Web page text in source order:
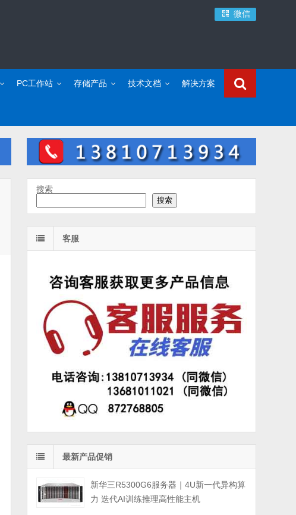
微信
PC工作站 存储产品 技术文档 解决方案
搜索
搜索
客服
最新产品促销
新华三R5300G6服务器｜4U新一代异构算
力 迭代AI训练推理高性能主机